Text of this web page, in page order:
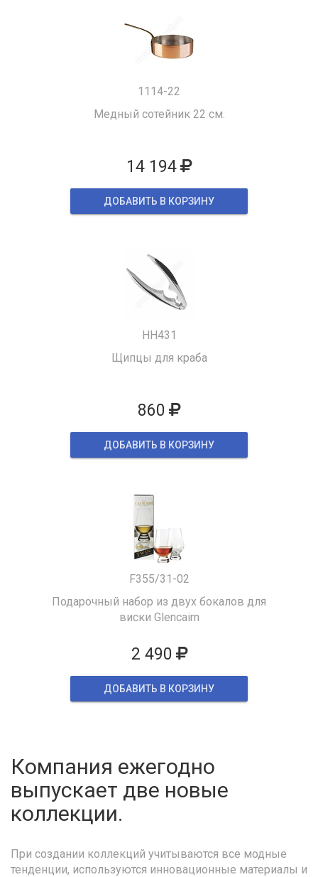
1114-22
Медный сотейник 22 см.
14 194
ДОБАВИТЬ В КОРЗИНУ
HH431
Щипцы для краба
860
ДОБАВИТЬ В КОРЗИНУ
F355/31-02
Подарочный набор из двух бокалов для
виски Glencairn
2 490
ДОБАВИТЬ В КОРЗИНУ
Компания ежегодно
выпускает две новые
коллекции.
При создании коллекций учитываются все модные
тенденции, используются инновационные материалы и